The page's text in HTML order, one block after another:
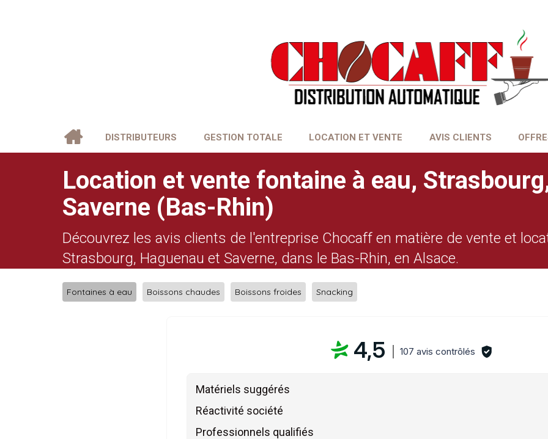
DISTRIBUTEURS GESTION TOTALE LOCATION ET VENTE AVIS CLIENTS
Location et vente fontaine à eau,
Saverne (Bas-Rhin)
Découvrez les avis clients de l'entreprise Chocaff en matière de vente et
Strasbourg, Haguenau et Saverne, dans le Bas-Rhin, en Alsace.
Fontaines à eau Boissons chaudes Boissons froides Snacking
4,5 107 avis contrôlés
Matériels suggérés
Réactivité société
Professionnels qualifiés